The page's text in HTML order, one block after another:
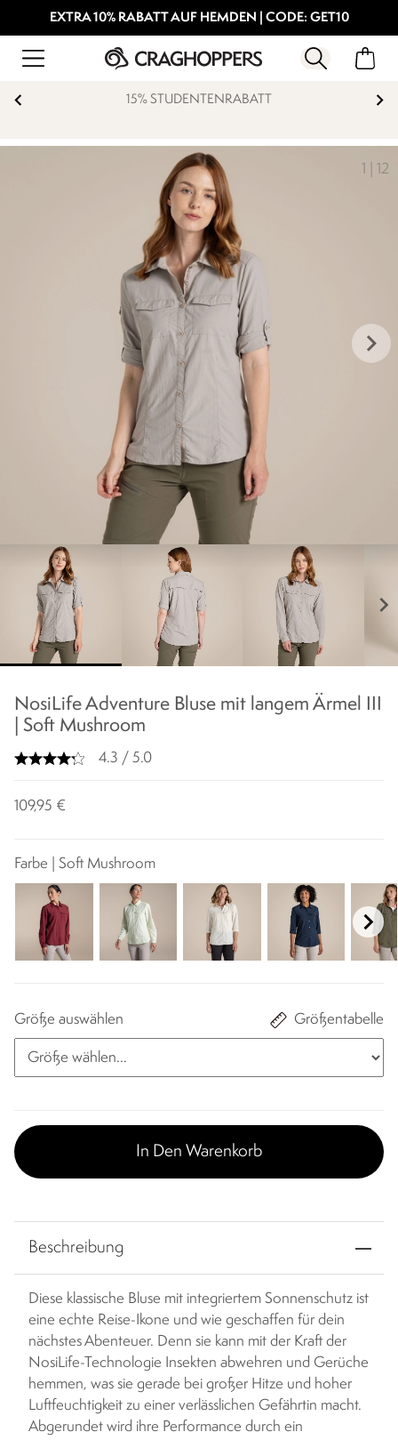
EXTRA 10% RABATT AUF HEMDEN | CODE: GET10
15% STUDENTENRABATT
1 12
keyboard_arrow_right
chevron_right
NosiLife Adventure Bluse mit langem Ärmel III
| Soft Mushroom
4.3 / 5.0
109,95 €
Farbe | Soft Mushroom
Größe auswählen Größentabelle
In Den Warenkorb
Beschreibung
Diese klassische Bluse mit integriertem Sonnenschutz ist
eine echte Reise-Ikone und wie geschaffen für dein
nächstes Abenteuer. Denn sie kann mit der Kraft der
NosiLife-Technologie Insekten abwehren und Gerüche
hemmen, was sie gerade bei großer Hitze und hoher
Luftfeuchtigkeit zu einer verlässlichen Gefährtin macht.
Abgerundet wird ihre Performance durch ein